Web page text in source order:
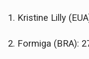
1. Kristine Lilly
2. Formiga (BRA):